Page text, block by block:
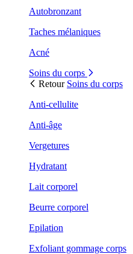
Autobronzant
Taches mélaniques
Acné
Soins du corps
Retour Soins du corps
Anti-cellulite
Anti-âge
Vergetures
Hydratant
Lait corporel
Beurre corporel
Epilation
Exfoliant gommage corps